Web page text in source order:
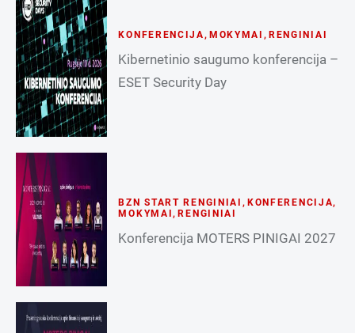
KONFERENCIJA , MOKYMAI , RENGINIAI
Kibernetinio saugumo konferencija –
ESET Security Day
BZN START RENGINIAI , KONFERENCIJA,
MOKYMAI ,RENGINIAI
Konferencija MOTERS PINIGAI 2027